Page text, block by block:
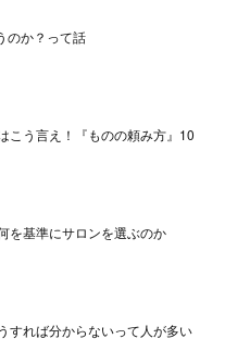
のか？って話
こう言え！『ものの頼み方』10
を基準にサロンを選ぶのか
すれば分からないって人が多い